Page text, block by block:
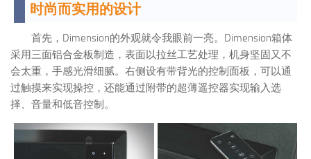
时尚而实用的设计
首先，Dimension的外观就令我眼前一亮。Dimension箱体
采用三面铝合金板制造，表面以拉丝工艺处理，机身坚固又不
会太重，手感光滑细腻。右侧设有带背光的控制面板，可以通
过触摸来实现操控，还能通过附带的超薄遥控器实现输入选
择、音量和低音控制。